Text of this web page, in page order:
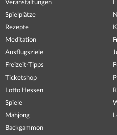
Veranstaltungen
Spielplätze
Rezepte
Meditation
Ausflugsziele
Freizeit-Tipps
Ticketshop
Lotto Hessen
Spiele
Mahjong
Backgammon